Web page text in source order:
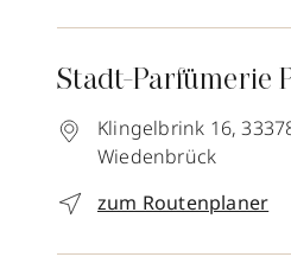
Stadt-Parfümerie
Klingelbrink 16,
Wiedenbrück
zum Routenplaner